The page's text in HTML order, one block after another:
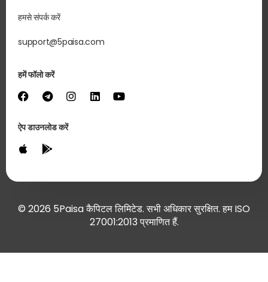
हमसे संपर्क करें
support@5paisa.com
हमें फॉलो करें
ऐप डाउनलोड करें
© 2026 5Paisa कैपिटल लिमिटेड. सभी अधिकार सुरक्षित. हम ISO
27001:2013 प्रमाणित हैं.